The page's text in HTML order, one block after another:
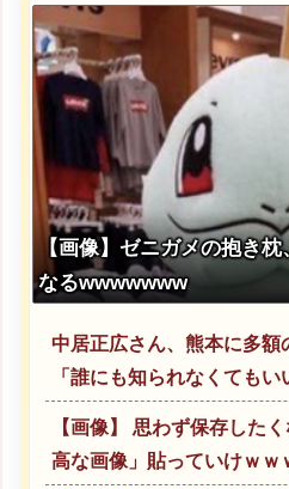
【画像】ゼニガメの抱き
なるwwwwwww
中居正広さん、熊本に多額
「誰にも知られなくてもい
【画像】 思わず保存した
高な画像」貼っていけｗｗ